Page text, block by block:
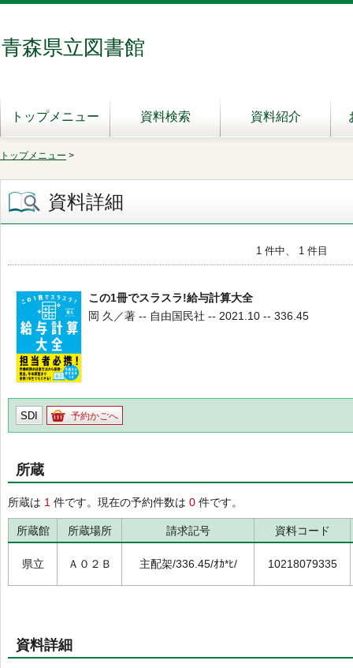
青森県立図書館
トップメニュー 資料検索 資料紹介
トップメニュー >
資料詳細
1 件中、 1 件目
この1冊でスラスラ!給与計算大全
岡 久／著 -- 自由国民社 -- 2021.10 -- 336.45
SDI 予約かごへ
所蔵
所蔵は 1 件です。現在の予約件数は 0 件です。
所蔵館 所蔵場所 請求記号 資料コード
県立 Ａ０２Ｂ 主配架/336.45/ｵｶ*ﾋ/ 10218079335
資料詳細